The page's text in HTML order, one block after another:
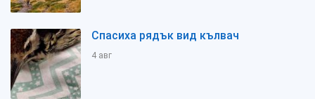
Спасиха рядък вид кълвач
4 авг